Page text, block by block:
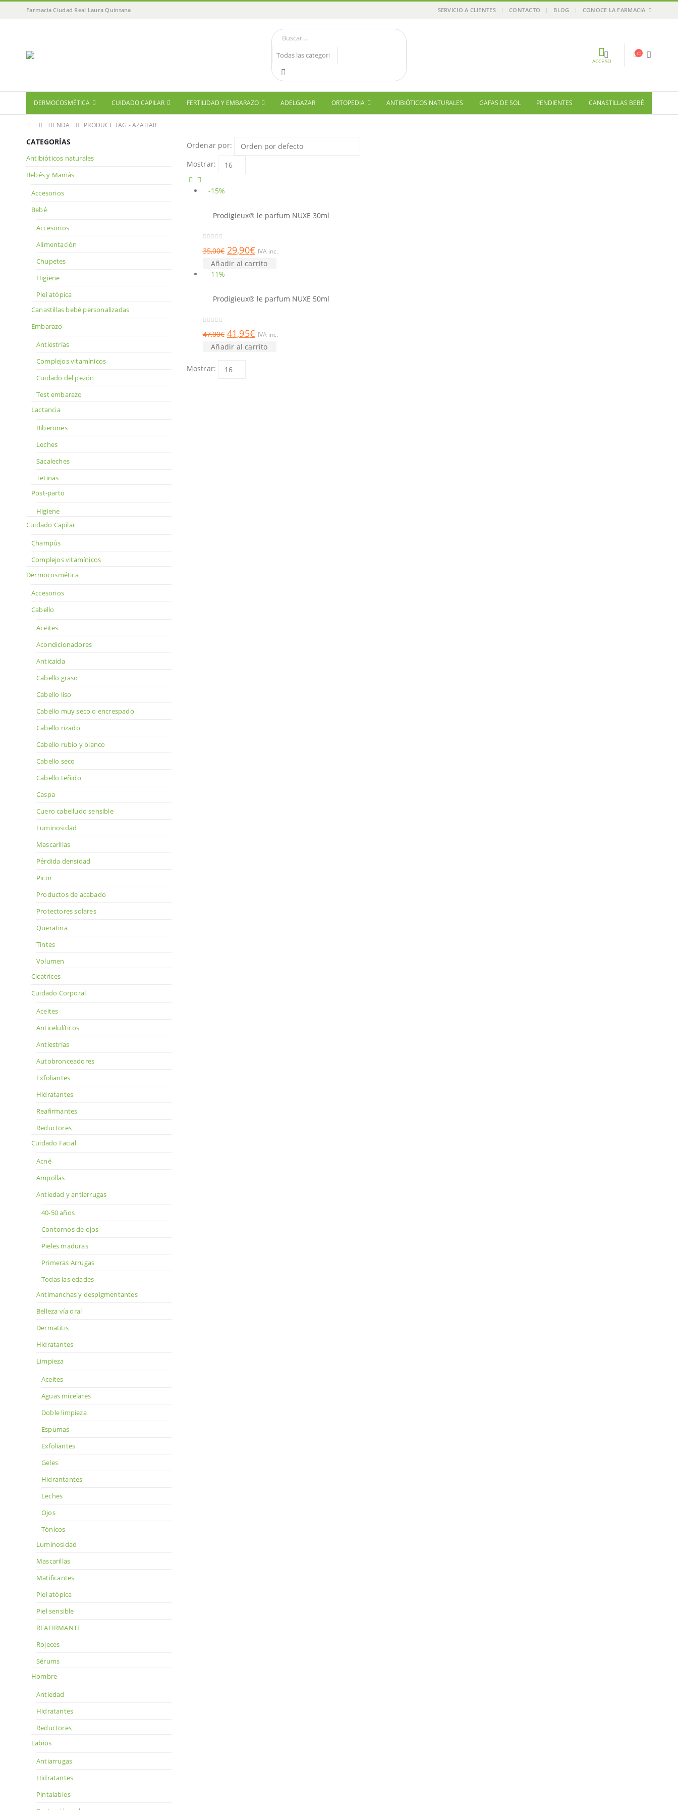
Farmacia Ciudad Real Laura Quintana SERVICIO A CLIENTES CONTACTO BLOG CONOCE LA FARMACIA
ACCESO
DERMOCOSMÉTICA CUIDADO CAPILAR FERTILIDAD Y EMBARAZO ADELGAZAR ORTOPEDIA ANTIBIÓTICOS NATURALES GAFAS DE SOL PENDIENTES CANASTILLAS BEBÉ
TIENDA PRODUCT TAG -AZAHAR
Ordenar por:
Mostrar:
-15%
Prodigieux® le parfum NUXE 30ml
35,00€ 29,90€ IVA inc.
Añadir al carrito
-11%
Prodigieux® le parfum NUXE 50ml
47,00€ 41,95€ IVA inc.
Añadir al carrito
Mostrar:
CATEGORÍAS
Antibióticos naturales
Bebés y Mamás
Accesorios
Bebé
Accesorios
Alimentación
Chupetes
Higiene
Piel atópica
Canastillas bebé personalizadas
Embarazo
Antiestrías
Complejos vitamínicos
Cuidado del pezón
Test embarazo
Lactancia
Biberones
Leches
Sacaleches
Tetinas
Post-parto
Higiene
Cuidado Capilar
Champús
Complejos vitamínicos
Dermocosmética
Accesorios
Cabello
Aceites
Acondicionadores
Anticaída
Cabello graso
Cabello liso
Cabello muy seco o encrespado
Cabello rizado
Cabello rubio y blanco
Cabello seco
Cabello teñido
Caspa
Cuero cabelludo sensible
Luminosidad
Mascarillas
Pérdida densidad
Picor
Productos de acabado
Protectores solares
Queratina
Tintes
Volumen
Cicatrices
Cuidado Corporal
Aceites
Anticelulíticos
Antiestrías
Autobronceadores
Exfoliantes
Hidratantes
Reafirmantes
Reductores
Cuidado Facial
Acné
Ampollas
Antiedad y antiarrugas
40-50 años
Contornos de ojos
Pieles maduras
Primeras Arrugas
Todas las edades
Antimanchas y despigmentantes
Belleza vía oral
Dermatitis
Hidratantes
Limpieza
Aceites
Aguas micelares
Doble limpieza
Espumas
Exfoliantes
Geles
Hidrantantes
Leches
Ojos
Tónicos
Luminosidad
Mascarillas
Matificantes
Piel atópica
Piel sensible
REAFIRMANTE
Rojeces
Sérums
Hombre
Antiedad
Hidratantes
Reductores
Labios
Antiarrugas
Hidratantes
Pintalabios